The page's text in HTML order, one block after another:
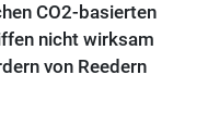
CO2-basierten
nicht wirksam
von Reedern